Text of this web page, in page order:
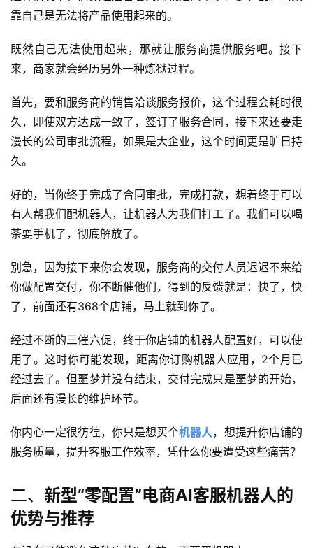
靠自己是无法将产品使用起来的。
既然自己无法使用起来，那就让服务商提供服务吧。接下
来，商家就会经历另外一种炼狱过程。
首先，要和服务商的销售洽谈服务报价，这个过程会耗时很
久，即使双方达成一致了，签订了服务合同，接下来还要走
漫长的公司审批流程，如果是大企业，这个时间更是旷日持
久。
好的，当你终于完成了合同审批，完成打款，想着终于可以
有人帮我们配机器人，让机器人为我们打工了。我们可以喝
茶耍手机了，彻底解放了。
别急，因为接下来你会发现，服务商的交付人员迟迟不来给
你做配置交付，你不断催他们，得到的反馈就是：快了，快
了，前面还有368个店铺，马上就到你了。
经过不断的三催六促，终于你店铺的机器人配置好，可以使
用了。这时你可能发现，距离你订购机器人应用，2个月已
经过去了。但噩梦并没有结束，交付完成只是噩梦的开始，
后面还有漫长的维护环节。
你内心一定很彷徨，你只是想买个机器人，想提升你店铺的
服务质量，提升客服工作效率，凭什么你要遭受这些痛苦？
二、 新型“零配置”电商AI客服机器人的
优势与推荐